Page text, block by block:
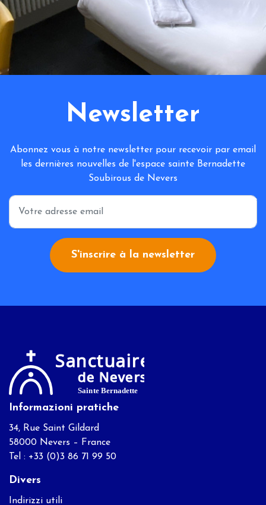
Newsletter
Abonnez vous à notre newsletter pour recevoir par email
les dernières nouvelles de l'espace sainte Bernadette
Soubirous de Nevers
*
S'inscrire à la newsletter
Informazioni pratiche
34, Rue Saint Gildard
58000 Nevers – France
Tel : +33 (0)3 86 71 99 50
Divers
Indirizzi utili